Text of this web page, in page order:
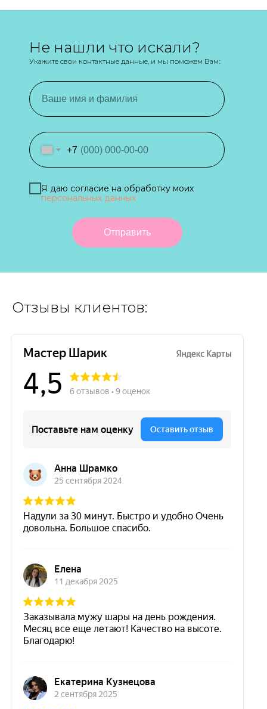
+7
Я даю согласие на обработку моих
персональных данных
Отправить
Не нашли что искали?
Укажите свои контактные данные, и мы поможем Вам:
Отзывы клиентов: